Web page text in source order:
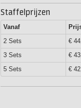
Staffelprijzen
Vanaf
2 Sets
€
3 Sets
€
5 Sets
€